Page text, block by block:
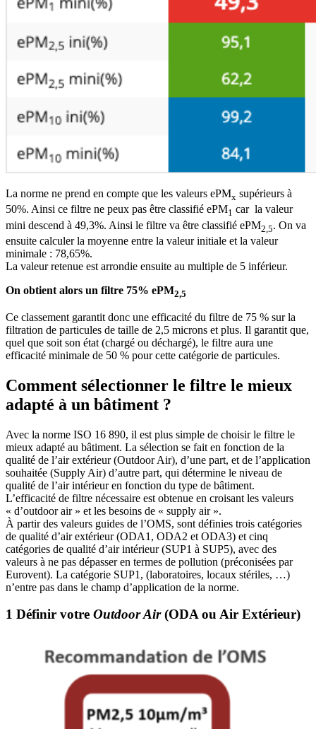
La norme ne prend en compte que les valeurs ePMx supérieurs à
50%. Ainsi ce filtre ne peux pas être classifié ePM1 car la valeur
mini descend à 49,3%. Ainsi le filtre va être classifié ePM2,5. On va
ensuite calculer la moyenne entre la valeur initiale et la valeur
minimale : 78,65%.
La valeur retenue est arrondie ensuite au multiple de 5 inférieur.
On obtient alors un filtre 75% ePM2,5
Ce classement garantit donc une efficacité du filtre de 75 % sur la
filtration de particules de taille de 2,5 microns et plus. Il garantit que,
quel que soit son état (chargé ou déchargé), le filtre aura une
efficacité minimale de 50 % pour cette catégorie de particules.
Comment sélectionner le filtre le mieux
adapté à un bâtiment ?
Avec la norme ISO 16 890, il est plus simple de choisir le filtre le
mieux adapté au bâtiment. La sélection se fait en fonction de la
qualité de l’air extérieur (Outdoor Air), d’une part, et de l’application
souhaitée (Supply Air) d’autre part, qui détermine le niveau de
qualité de l’air intérieur en fonction du type de bâtiment.
L’efficacité de filtre nécessaire est obtenue en croisant les valeurs
« d’outdoor air » et les besoins de « supply air ».
À partir des valeurs guides de l’OMS, sont définies trois catégories
de qualité d’air extérieur (ODA1, ODA2 et ODA3) et cinq
catégories de qualité d’air intérieur (SUP1 à SUP5), avec des
valeurs à ne pas dépasser en termes de pollution (préconisées par
Eurovent). La catégorie SUP1, (laboratoires, locaux stériles, …)
n’entre pas dans le champ d’application de la norme.
1 Définir votre Outdoor Air(ODA ou Air Extérieur)